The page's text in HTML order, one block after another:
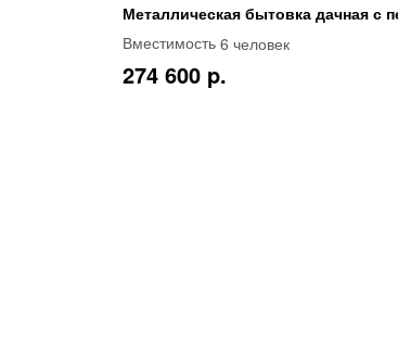
Металлическая бытовка дачная с
Вместимость 6 человек
274 600 p.